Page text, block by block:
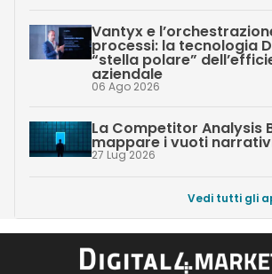
Vantyx e
processi: la tecnologia
“stella polare”
aziendale
06 Ago 2026
La Competitor Analysis
mappare i vuoti
27 Lug 2026
Vedi tutti gli